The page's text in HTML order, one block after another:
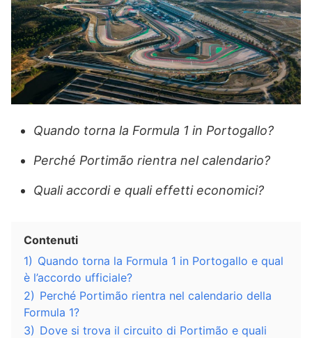
Quando torna la Formula 1 in Portogallo?
Perché Portimão rientra nel calendario?
Quali accordi e quali effetti economici?
Contenuti
1) Quando torna la Formula 1 in Portogallo e qual
è l’accordo ufficiale?
2) Perché Portimão rientra nel calendario della
Formula 1?
3) Dove si trova il circuito di Portimão e quali